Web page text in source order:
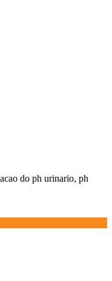
do ph urinario, ph